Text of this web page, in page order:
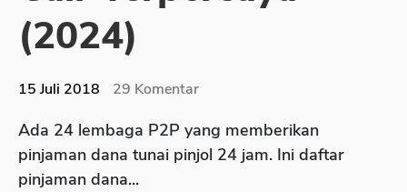
Exchange
Asuransi Kesehatan
Asuransi Syariah
(2024)
15 Juli 2018 29 Komentar
Ada 24 lembaga P2P yang memberikan
pinjaman dana tunai pinjol 24 jam. Ini daftar
pinjaman dana...